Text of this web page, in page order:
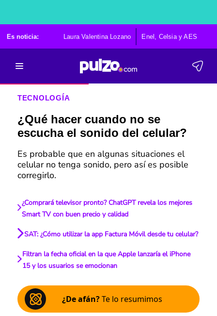
Es noticia: Laura Valentina Lozano Enel, Celsia y AES
TECNOLOGÍA
¿Qué hacer cuando no se
escucha el sonido del celular?
Es probable que en algunas situaciones el
celular no tenga sonido, pero así es posible
corregirlo.
¿Comprará televisor pronto? ChatGPT revela los mejores
Smart TV con buen precio y calidad
SAT: ¿Cómo utilizar la app Factura Móvil desde tu celular?
Filtran la fecha oficial en la que Apple lanzaría el iPhone
15 y los usuarios se emocionan
¿De afán?Te lo resumimos